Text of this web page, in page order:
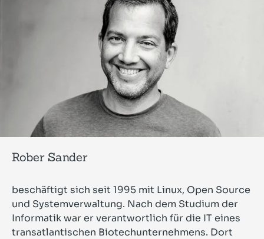
Rober Sander
beschäftigt sich seit 1995 mit Linux, Open Source
und Systemverwaltung. Nach dem Studium der
Informatik war er verantwortlich für die IT eines
transatlantischen Biotechunternehmens. Dort